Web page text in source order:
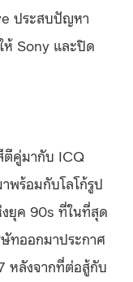
ประสบปัญหา
ห้ Sony และปิด
ตีคู่มากับ ICQ
พร้อมกับโลโก้รูป
ยุค 90s ที่ในที่สุด
ทออกมาประกาศ
หลังจากที่ต่อสู้กับ